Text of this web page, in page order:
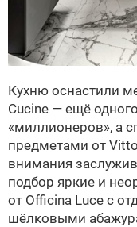
Кухню оснастили
Cucine — ещё
«миллионеров», а
предметами от
внимания
подбор яркие и
от Officina Luce с
шёлковыми